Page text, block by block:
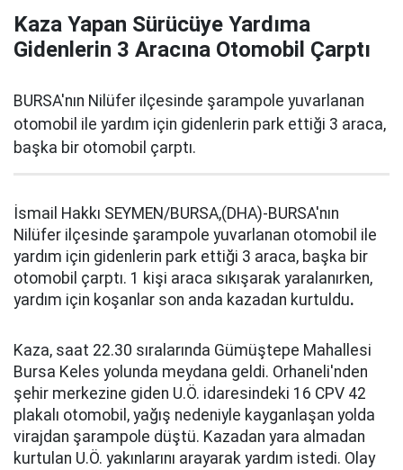
Kaza Yapan Sürücüye Yardıma
Gidenlerin 3 Aracına Otomobil Çarptı
BURSA'nın Nilüfer ilçesinde şarampole yuvarlanan
otomobil ile yardım için gidenlerin park ettiği 3 araca,
başka bir otomobil çarptı.
İsmail Hakkı SEYMEN/BURSA,(DHA)-BURSA'nın
Nilüfer ilçesinde şarampole yuvarlanan otomobil ile
yardım için gidenlerin park ettiği 3 araca, başka bir
otomobil çarptı. 1 kişi araca sıkışarak yaralanırken,
yardım için koşanlar son anda kazadan kurtuldu.
Kaza, saat 22.30 sıralarında Gümüştepe Mahallesi
Bursa Keles yolunda meydana geldi. Orhaneli'nden
şehir merkezine giden U.Ö. idaresindeki 16 CPV 42
plakalı otomobil, yağış nedeniyle kayganlaşan yolda
virajdan şarampole düştü. Kazadan yara almadan
kurtulan U.Ö. yakınlarını arayarak yardım istedi. Olay